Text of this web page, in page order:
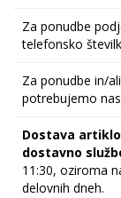
Za ponudbe
telefonsko
Za ponudbe in/
potrebujemo
Dostava
dostavno
11:30, oziroma
delovnih dneh.